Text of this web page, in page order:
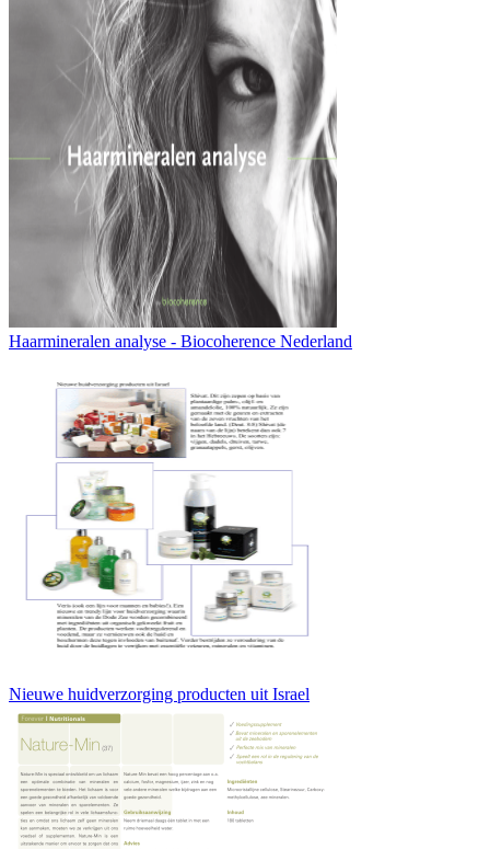
Haarmineralen analyse - Biocoherence Nederland
Nieuwe huidverzorging producten uit Israel